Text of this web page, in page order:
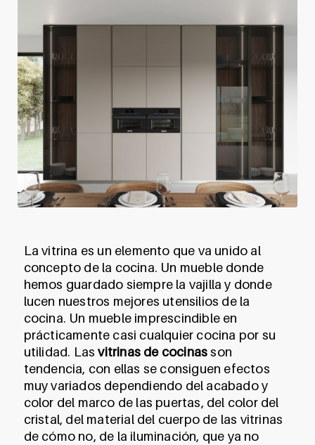
La vitrina es un elemento que va unido al
concepto de la cocina. Un mueble donde
hemos guardado siempre la vajilla y donde
lucen nuestros mejores utensilios de la
cocina. Un mueble imprescindible en
prácticamente casi cualquier cocina por su
utilidad. Lasvitrinas de cocinasson
tendencia, con ellas se consiguen efectos
muy variados dependiendo del acabado y
color del marco de las puertas, del color del
cristal, del material del cuerpo de las vitrinas
de cómo no, de la iluminación, que ya no